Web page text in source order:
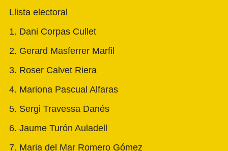
Llista electoral
1. Dani Corpas Cullet
2. Gerard Masferrer Marfil
3. Roser Calvet Riera
4. Mariona Pascual Alfaras
5. Sergi Travessa Danés
6. Jaume Turón Auladell
7. Maria del Mar Romero Gómez